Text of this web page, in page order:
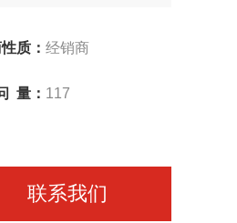
质： 经销商
量： 117
联系我们